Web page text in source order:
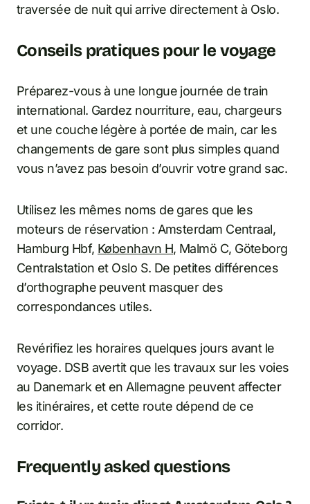
traversée de nuit qui arrive directement à Oslo.
Conseils pratiques pour le voyage
Préparez-vous à une longue journée de train
international. Gardez nourriture, eau, chargeurs
et une couche légère à portée de main, car les
changements de gare sont plus simples quand
vous n’avez pas besoin d’ouvrir votre grand sac.
Utilisez les mêmes noms de gares que les
moteurs de réservation : Amsterdam Centraal,
Hamburg Hbf, København H, Malmö C, Göteborg
Centralstation et Oslo S. De petites différences
d’orthographe peuvent masquer des
correspondances utiles.
Revérifiez les horaires quelques jours avant le
voyage. DSB avertit que les travaux sur les voies
au Danemark et en Allemagne peuvent affecter
les itinéraires, et cette route dépend de ce
corridor.
Frequently asked questions